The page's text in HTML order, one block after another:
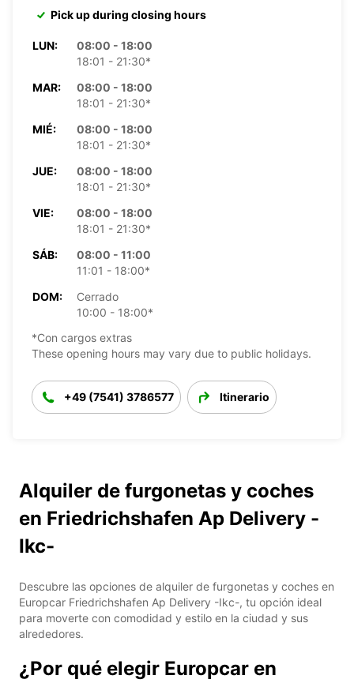
Pick up during closing hours
LUN:
08:00 - 18:00
18:01 - 21:30*
MAR:
08:00 - 18:00
18:01 - 21:30*
MIÉ:
08:00 - 18:00
18:01 - 21:30*
JUE:
08:00 - 18:00
18:01 - 21:30*
VIE:
08:00 - 18:00
18:01 - 21:30*
SÁB:
08:00 - 11:00
11:01 - 18:00*
DOM:
Cerrado
10:00 - 18:00*
*Con cargos extras
These opening hours may vary due to public holidays.
+49 (7541) 3786577 Itinerario
Alquiler de furgonetas y coches
en Friedrichshafen Ap Delivery -
Ikc-
Descubre las opciones de alquiler de furgonetas y coches en
Europcar Friedrichshafen Ap Delivery -Ikc-, tu opción ideal
para moverte con comodidad y estilo en la ciudad y sus
alrededores.
¿Por qué elegir Europcar en